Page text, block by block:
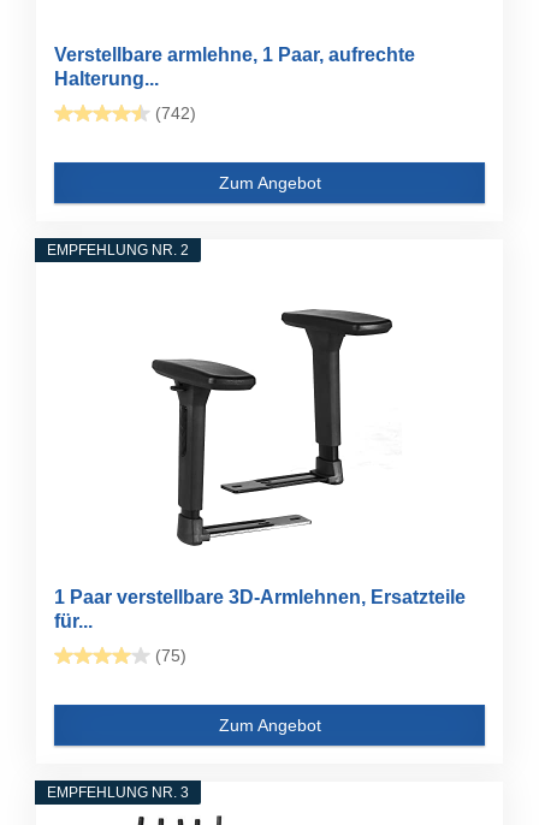
Verstellbare armlehne, 1 Paar, aufrechte
Halterung...
(742)
Zum Angebot
EMPFEHLUNG NR. 2
1 Paar verstellbare 3D-Armlehnen, Ersatzteile
für...
(75)
Zum Angebot
EMPFEHLUNG NR. 3